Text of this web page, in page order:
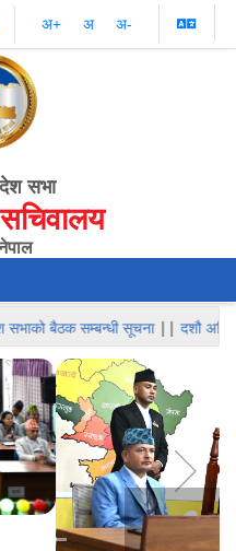
अ‌‌+ अ‌ अ‌-
सभा
सम्बन्धी सूचना||दशौ अधिवेशनको